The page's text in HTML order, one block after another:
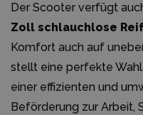
Der Scooter verfügt
Zoll schlauchlose
Komfort auch auf
stellt eine perfekte
einer effizienten und
Beförderung zur Arbeit,